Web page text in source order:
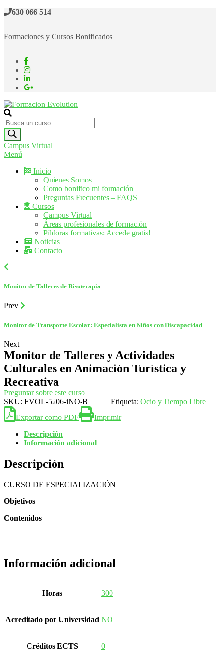
Saltar630 066 514
Formaciones y Cursos Bonificados
Formacion Evolution
Cursos de formación continua
Búsqueda
de
productos
Campus Virtual
Menú
Inicio
Quienes Somos
Como bonifico mi formación
Preguntas Frecuentes – FAQS
Cursos
Campus Virtual
Áreas profesionales de formación
Píldoras formativas: Accede gratis!
Noticias
Contacto
Monitor de Talleres de Risoterapia
Prev
Monitor de Transporte Escolar: Especialista en Niños con Discapacidad
Next
Monitor de Talleres y Actividades
Culturales en Animación Turística y
Recreativa
Preguntar sobre este curso
SKU: EVOL-5206-iNO-B Etiqueta: Ocio y Tiempo Libre
Exportar como PDF
Imprimir
Descripción
Información adicional
Descripción
CURSO DE ESPECIALIZACIÓN
Objetivos
Contenidos
Información adicional
Horas 300
Acreditado por Universidad NO
Créditos ECTS 0